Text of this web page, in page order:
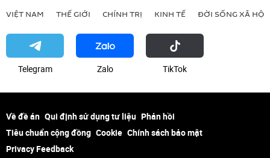
VIỆT NAM THẾ GIỚI CHÍNH TRỊ KINH TẾ ĐỜI SỐNG XÃ HỘI
Telegram Zalo ТikТоk
Về đề án Qui định sử dụng tư liệu Phản hồi
Tiêu chuẩn cộng đồng Cookie Chính sách bảo mật
Privacy Feedback